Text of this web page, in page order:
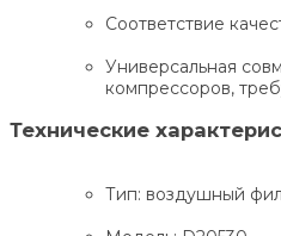
Соответствие
Универсальная
компрессоров,
Технические
Тип: воздушный